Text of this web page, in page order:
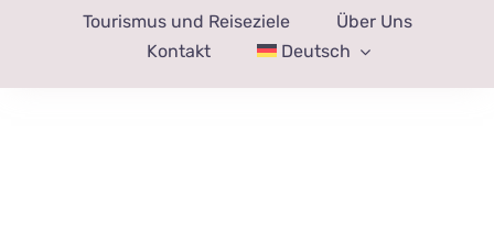
Tourismus und Reiseziele
Über Uns
Kontakt
Deutsch